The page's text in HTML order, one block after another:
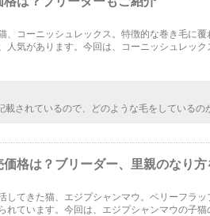
、コーニッシュレックス。特徴的な巻き毛に覆
人気があります。今回は、コーニッシュレッ
載されているので、どのような毛をしているの
格は？ブリーダー、里親のなり
してきた猫、エジプシャンマウ。ベリーフラ
れています。今回は、エジプシャンマウの子